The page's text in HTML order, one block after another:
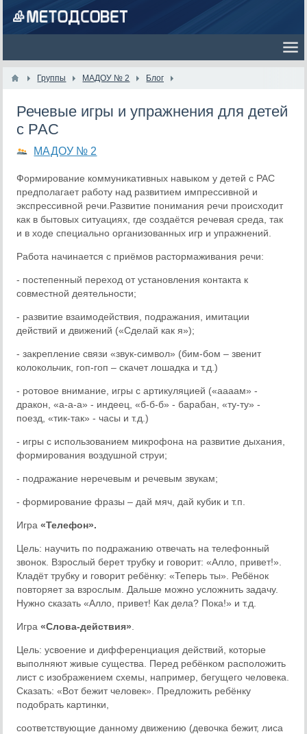
Группы МАДОУ № 2 Блог
Речевые игры и упражнения для детей
с РАС
МАДОУ № 2
Формирование коммуникативных навыком у детей с РАС
предполагает работу над развитием импрессивной и
экспрессивной речи.Развитие понимания речи происходит
как в бытовых ситуациях, где создаётся речевая среда, так
и в ходе специально организованных игр и упражнений.
Работа начинается с приёмов растормаживания речи:
- постепенный переход от установления контакта к
совместной деятельности;
- развитие взаимодействия, подражания, имитации
действий и движений («Сделай как я»);
- закрепление связи «звук-символ» (бим-бом – звенит
колокольчик, гоп-гоп – скачет лошадка и т.д.)
- ротовое внимание, игры с артикуляцией («аааам» -
дракон, «а-а-а» - индеец, «б-б-б» - барабан, «ту-ту» -
поезд, «тик-так» - часы и т.д.)
- игры с использованием микрофона на развитие дыхания,
формирования воздушной струи;
- подражание неречевым и речевым звукам;
- формирование фразы – дай мяч, дай кубик и т.п.
Игра«Телефон».
Цель: научить по подражанию отвечать на телефонный
звонок. Взрослый берет трубку и говорит: «Алло, привет!».
Кладёт трубку и говорит ребёнку: «Теперь ты». Ребёнок
повторяет за взрослым. Дальше можно усложнить задачу.
Нужно сказать «Алло, привет! Как дела? Пока!» и т.д.
Игра«Слова-действия»
Цель: усвоение и дифференциация действий, которые
выполняют живые существа. Перед ребёнком расположить
лист с изображением схемы, например, бегущего человека.
Сказать: «Вот бежит человек». Предложить ребёнку
подобрать картинки,
соответствующие данному движению (девочка бежит, лиса